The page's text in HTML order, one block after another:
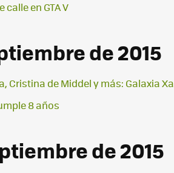
en GTA V
de 2015
Cristina de Middel y más: Galaxia
8 años
de 2015